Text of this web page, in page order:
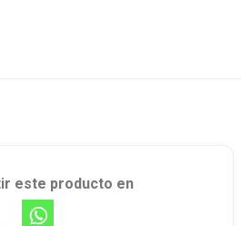
este producto en